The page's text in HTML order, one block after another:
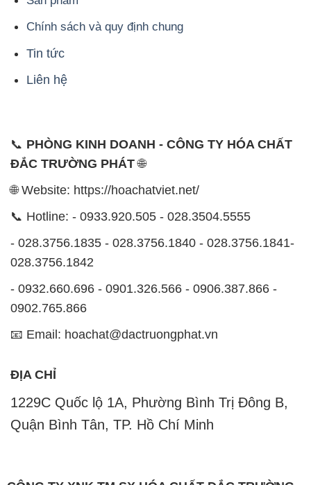
📞
PHÒNG KINH DOANH - CÔNG TY HÓA CHẤT
ĐẮC TRƯỜNG PHÁT
- 028.3756.1835 - 028.3756.1840 - 028.3756.1841-
0902.765.866
📧 Email: hoachat@dactruongphat.vn
ĐỊA CHỈ
1229C Quốc lộ 1A, Phường Bình Trị Đông B,
Quận Bình Tân, TP. Hồ Chí Minh
CÔNG TY XNK TM SX HÓA CHẤT ĐẮC TRƯỜNG
PHÁT